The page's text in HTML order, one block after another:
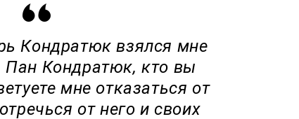
Кондратюк взялся мне
Пан Кондратюк, кто вы
мне отказаться от
от него и своих